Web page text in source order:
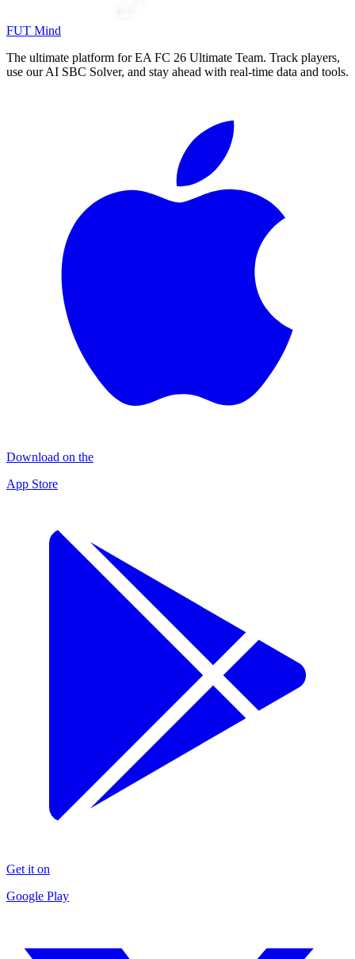
FUT Mind
The ultimate platform for EA FC 26 Ultimate Team. Track players,
use our AI SBC Solver, and stay ahead with real-time data and tools.
Download on the
App Store
Get it on
Google Play